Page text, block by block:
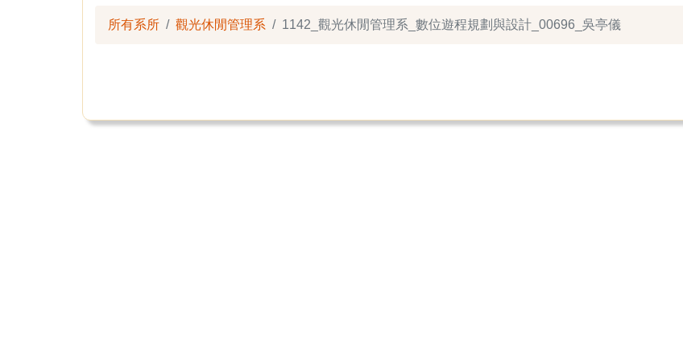
所有系所 觀光休閒管理系 1142_觀光休閒管理系_數位遊程規劃與設計_00696_吳亭儀